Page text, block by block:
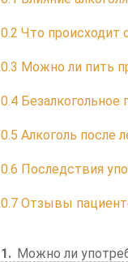
0.2 Что происходит
0.3 Можно ли пить
0.4 Безалкогольное
0.5 Алкоголь после
0.6 Последствия
0.7 Отзывы
1
Можно ли